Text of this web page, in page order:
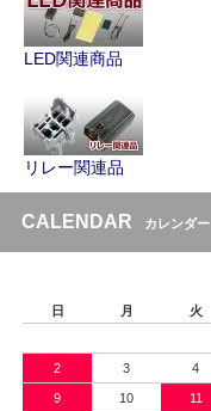
LED関連商品
リレー関連品
CALENDAR カレンダー
日
月 火
2 3 4
9 10 11